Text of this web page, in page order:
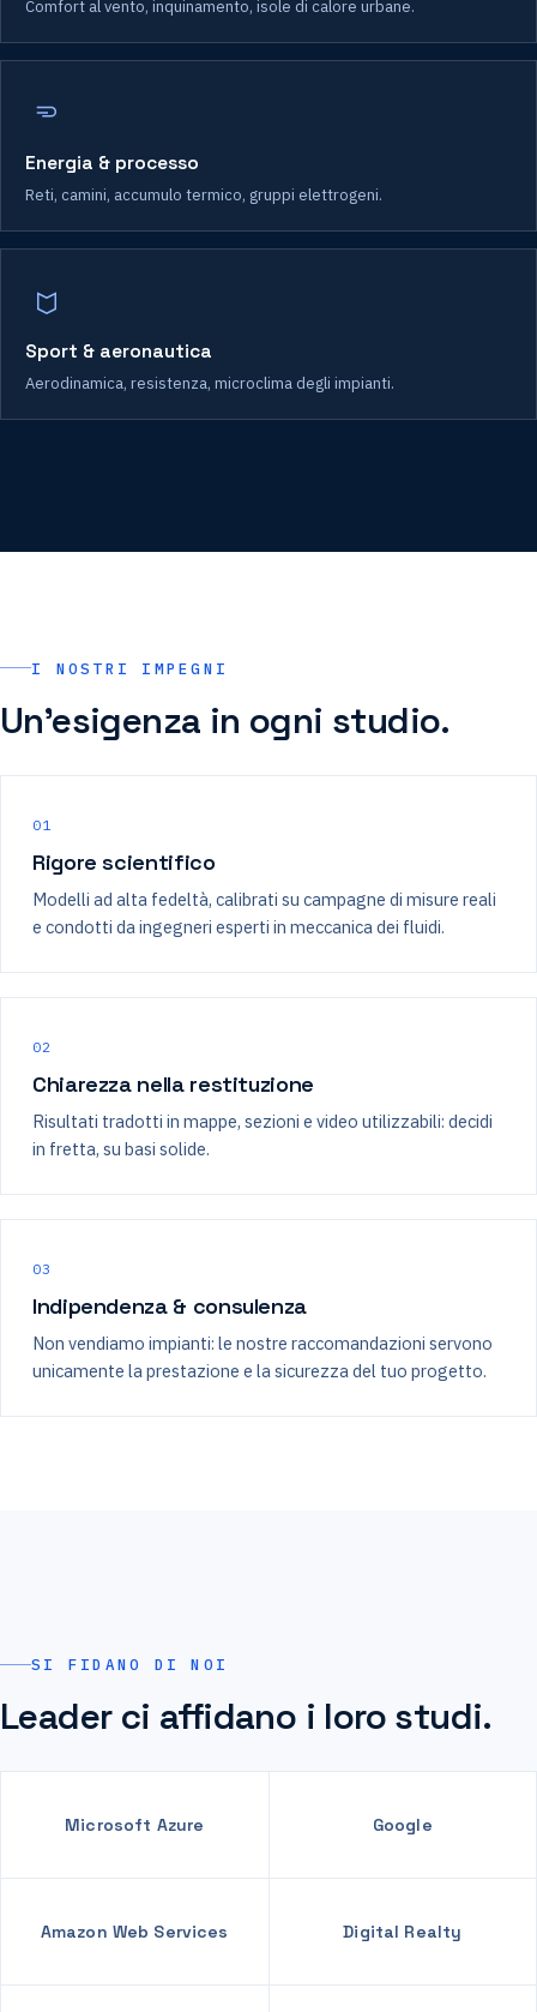
Comfort al vento, inquinamento, isole di calore urbane.
Energia & processo
Reti, camini, accumulo termico, gruppi elettrogeni.
Sport & aeronautica
Aerodinamica, resistenza, microclima degli impianti.
I NOSTRI IMPEGNI
Un'esigenza in ogni studio.
01
Rigore scientifico
Modelli ad alta fedeltà, calibrati su campagne di misure reali
e condotti da ingegneri esperti in meccanica dei fluidi.
02
Chiarezza nella restituzione
Risultati tradotti in mappe, sezioni e video utilizzabili: decidi
in fretta, su basi solide.
03
Indipendenza & consulenza
Non vendiamo impianti: le nostre raccomandazioni servono
unicamente la prestazione e la sicurezza del tuo progetto.
SI FIDANO DI NOI
Leader ci affidano i loro studi.
Microsoft Azure Google
Amazon Web Services Digital Realty